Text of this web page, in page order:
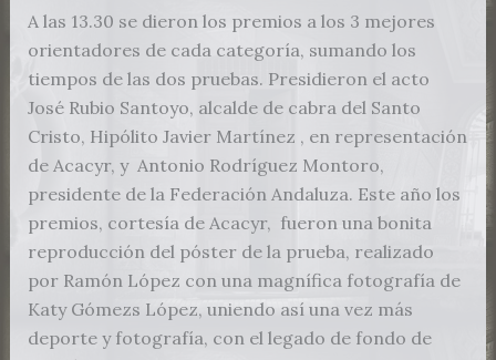
A las 13.30 se dieron los premios a los 3 mejores
orientadores de cada categoría, sumando los
tiempos de las dos pruebas. Presidieron el acto
José Rubio Santoyo, alcalde de cabra del Santo
Cristo, Hipólito Javier Martínez , en representación
de Acacyr, y Antonio Rodríguez Montoro,
presidente de la Federación Andaluza. Este año los
premios, cortesía de Acacyr, fueron una bonita
reproducción del póster de la prueba, realizado
por Ramón López con una magnífica fotografía de
Katy Gómezs López, uniendo así una vez más
deporte y fotografía, con el legado de fondo de